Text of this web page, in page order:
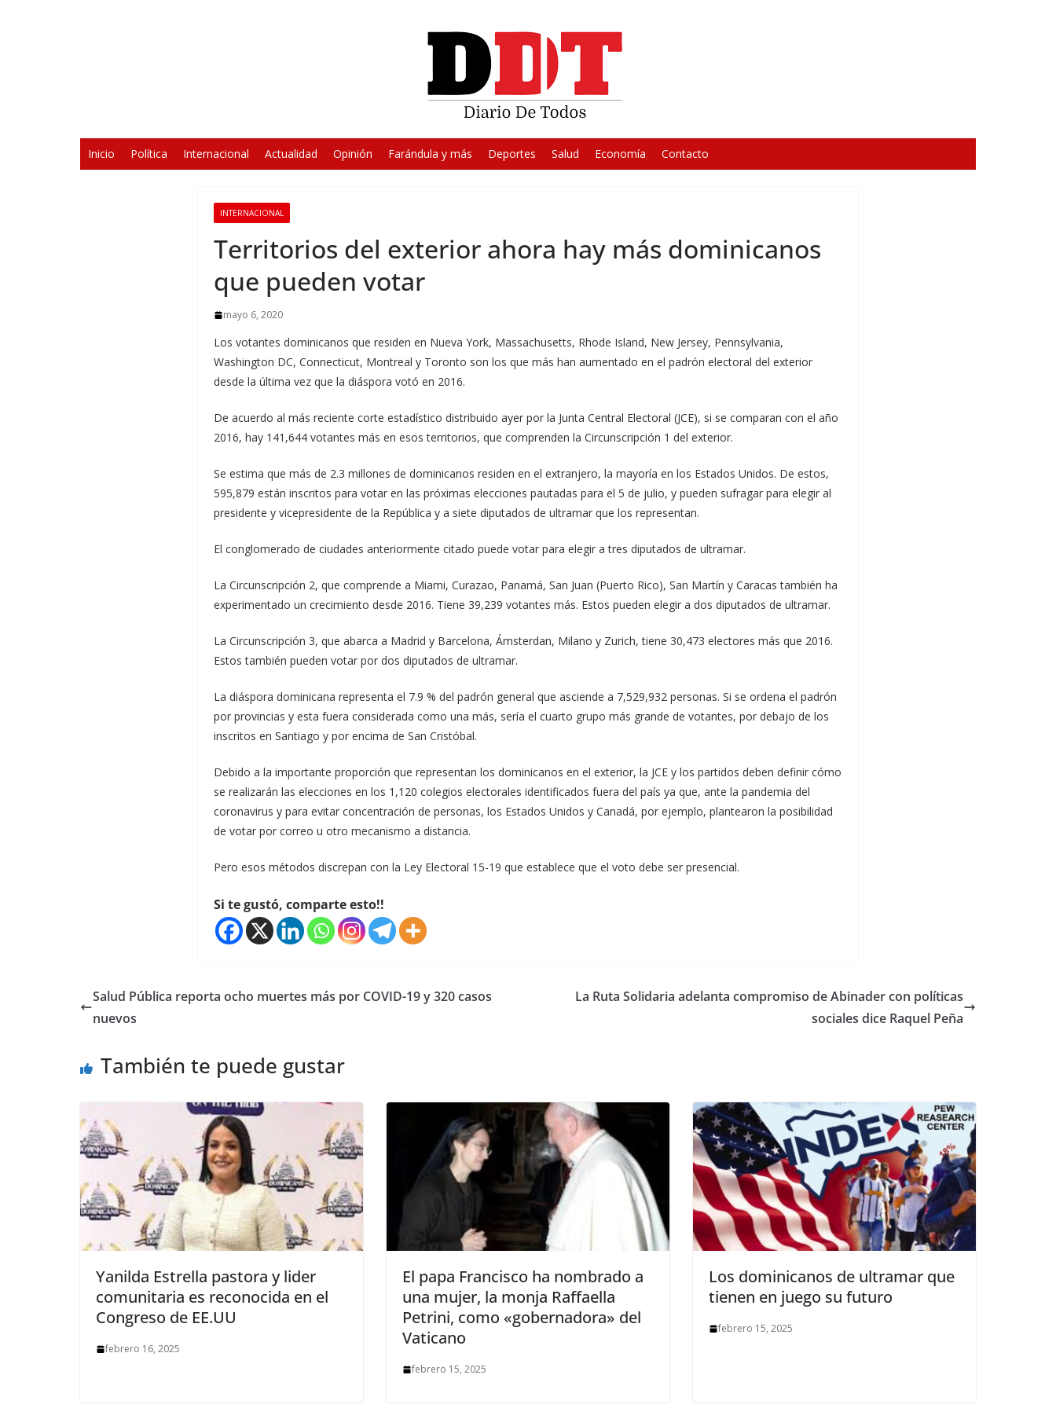
Inicio Política Internacional Actualidad Opinión Farándula y más Deportes Salud Economía Contacto
INTERNACIONAL
Territorios del exterior ahora hay más dominicanos
que pueden votar
mayo 6, 2020
Los votantes dominicanos que residen en Nueva York, Massachusetts, Rhode Island, New Jersey, Pennsylvania,
Washington DC, Connecticut, Montreal y Toronto son los que más han aumentado en el padrón electoral del exterior
desde la última vez que la diáspora votó en 2016.
De acuerdo al más reciente corte estadístico distribuido ayer por la Junta Central Electoral (JCE), si se comparan con el año
2016, hay 141,644 votantes más en esos territorios, que comprenden la Circunscripción 1 del exterior.
Se estima que más de 2.3 millones de dominicanos residen en el extranjero, la mayoría en los Estados Unidos. De estos,
595,879 están inscritos para votar en las próximas elecciones pautadas para el 5 de julio, y pueden sufragar para elegir al
presidente y vicepresidente de la República y a siete diputados de ultramar que los representan.
El conglomerado de ciudades anteriormente citado puede votar para elegir a tres diputados de ultramar.
La Circunscripción 2, que comprende a Miami, Curazao, Panamá, San Juan (Puerto Rico), San Martín y Caracas también ha
experimentado un crecimiento desde 2016. Tiene 39,239 votantes más. Estos pueden elegir a dos diputados de ultramar.
La Circunscripción 3, que abarca a Madrid y Barcelona, Ámsterdan, Milano y Zurich, tiene 30,473 electores más que 2016.
Estos también pueden votar por dos diputados de ultramar.
La diáspora dominicana representa el 7.9 % del padrón general que asciende a 7,529,932 personas. Si se ordena el padrón
por provincias y esta fuera considerada como una más, sería el cuarto grupo más grande de votantes, por debajo de los
inscritos en Santiago y por encima de San Cristóbal.
Debido a la importante proporción que representan los dominicanos en el exterior, la JCE y los partidos deben definir cómo
se realizarán las elecciones en los 1,120 colegios electorales identificados fuera del país ya que, ante la pandemia del
coronavirus y para evitar concentración de personas, los Estados Unidos y Canadá, por ejemplo, plantearon la posibilidad
de votar por correo u otro mecanismo a distancia.
Pero esos métodos discrepan con la Ley Electoral 15-19 que establece que el voto debe ser presencial.
Si te gustó, comparte esto!!
Salud Pública reporta ocho muertes más por COVID-19 y 320 casos
nuevos
La Ruta Solidaria adelanta compromiso de Abinader con políticas
sociales dice Raquel Peña
También te puede gustar
Yanilda Estrella pastora y lider
comunitaria es reconocida en el
Congreso de EE.UU
febrero 16, 2025
El papa Francisco ha nombrado a
una mujer, la monja Raffaella
Petrini, como «gobernadora» del
Vaticano
febrero 15, 2025
Los dominicanos de ultramar que
tienen en juego su futuro
febrero 15, 2025